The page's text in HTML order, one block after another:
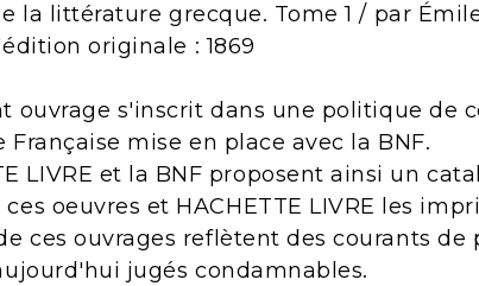
la littérature grecque. Tome 1 / par
originale : 1869
ouvrage s'inscrit dans une politique de
Française mise en place avec la BNF.
LIVRE et la BNF proposent ainsi un
oeuvres et HACHETTE LIVRE les
ces ouvrages reflètent des courants
jugés condamnables.